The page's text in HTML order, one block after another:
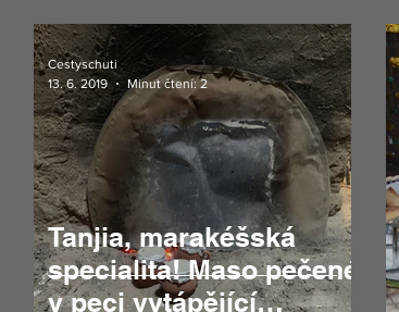
Tanjia, marakéšská
specialita! Maso pečené
v peci vytápějící
Cestyschuti
13. 6. 2019
Minut čtení: 2